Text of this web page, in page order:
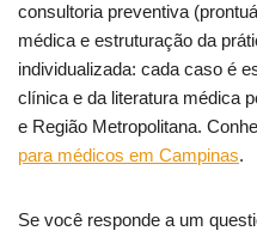
consultoria preventiva
médica e estruturação da
individualizada: cada caso é
clínica e da literatura médica
e Região Metropolitana.
para médicos em Campinas.
Se você responde a um